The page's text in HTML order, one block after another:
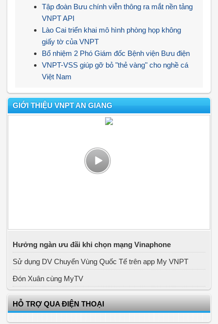
Tập đoàn Bưu chính viễn thông ra mắt nền tảng
VNPT API
Lào Cai triển khai mô hình phòng họp không
giấy tờ của VNPT
Bổ nhiệm 2 Phó Giám đốc Bệnh viện Bưu điện
VNPT-VSS giúp gỡ bỏ "thẻ vàng" cho nghề cá
Việt Nam
GIỚI THIỆU VNPT AN GIANG
Hưởng ngàn ưu đãi khi chọn mạng Vinaphone
Sử dụng DV Chuyển Vùng Quốc Tế trên app My VNPT
Đón Xuân cùng MyTV
HỖ TRỢ QUA ĐIỆN THOẠI